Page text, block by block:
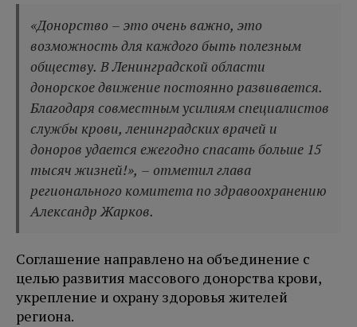
«Донорство – это очень важно, это
возможность для каждого быть полезным
обществу. В Ленинградской области
донорское движение постоянно развивается.
Благодаря совместным усилиям специалистов
службы крови, ленинградских врачей и
доноров удается ежегодно спасать больше 15
тысяч жизней!», – отметил глава
регионального комитета по здравоохранению
Александр Жарков.
Соглашение направлено на объединение с
целью развития массового донорства крови,
укрепление и охрану здоровья жителей
региона.